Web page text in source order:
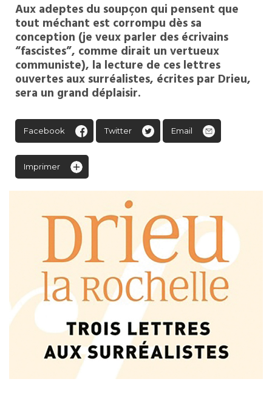
Aux adeptes du soupçon qui pensent que
tout méchant est corrompu dès sa
conception (je veux parler des écrivains
“fascistes”, comme dirait un vertueux
communiste), la lecture de ces lettres
ouvertes aux surréalistes, écrites par Drieu,
sera un grand déplaisir.
Facebook Twitter Email
Imprimer